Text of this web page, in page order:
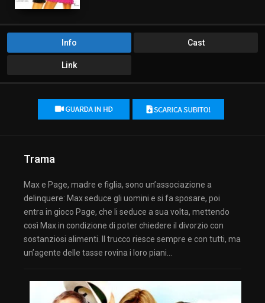
Info Cast
Link
Trama
Max e Page, madre e figlia, sono un’associazione a
delinquere: Max seduce gli uomini e si fa sposare, poi
entra in gioco Page, che li seduce a sua volta, mettendo
così Max in condizione di poter chiedere il divorzio con
sostanziosi alimenti. Il trucco riesce sempre e con tutti, ma
un’agente delle tasse rovina i loro piani…